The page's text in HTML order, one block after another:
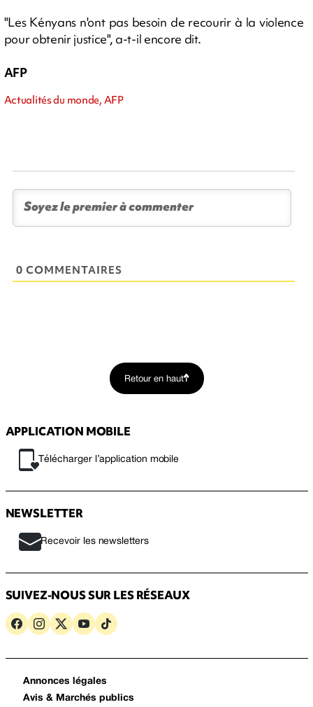
"Les Kényans n'ont pas besoin de recourir à la violence
pour obtenir justice", a-t-il encore dit.
AFP
Actualités du monde, AFP
0 COMMENTAIRES
Retour en haut
APPLICATION MOBILE
Télécharger l’application mobile
NEWSLETTER
Recevoir les newsletters
SUIVEZ-NOUS SUR LES RÉSEAUX
Annonces légales
Avis & Marchés publics